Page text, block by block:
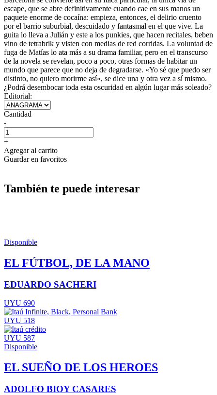
escape, que se abre definitivamente cuando cae en sus manos un
paquete enorme de cocaína: empieza, entonces, el delirio cruento
por el barrio suburbial, descuidado y fantasmal en el que vive. La
guita lo lleva a Julián y este a los punkies, que hacen recitales, beben
vino de tetrabrik y visten con medias de red corridas. La voluntad de
fuga de Matías lo ata más a su drama familiar, pero en el transcurso
de la novela se revelan, poco a poco, otras formas de habitar un
mundo que parece que no deja de degradarse. «Yo sé que puedo ser
distinto, no quiero morirme así», se dice una y otra vez a sí mismo.
¿Podrá desembocar toda esta oscuridad en algún lugar más soleado?
Editorial:
Cantidad
-
+
Agregar al carrito
Guardar en favoritos
También te puede interesar
Disponible
EL FÚTBOL, DE LA MANO
EDUARDO SACHERI
UYU 690
UYU 518
UYU 587
Disponible
EL SUEÑO DE LOS HEROES
ADOLFO BIOY CASARES